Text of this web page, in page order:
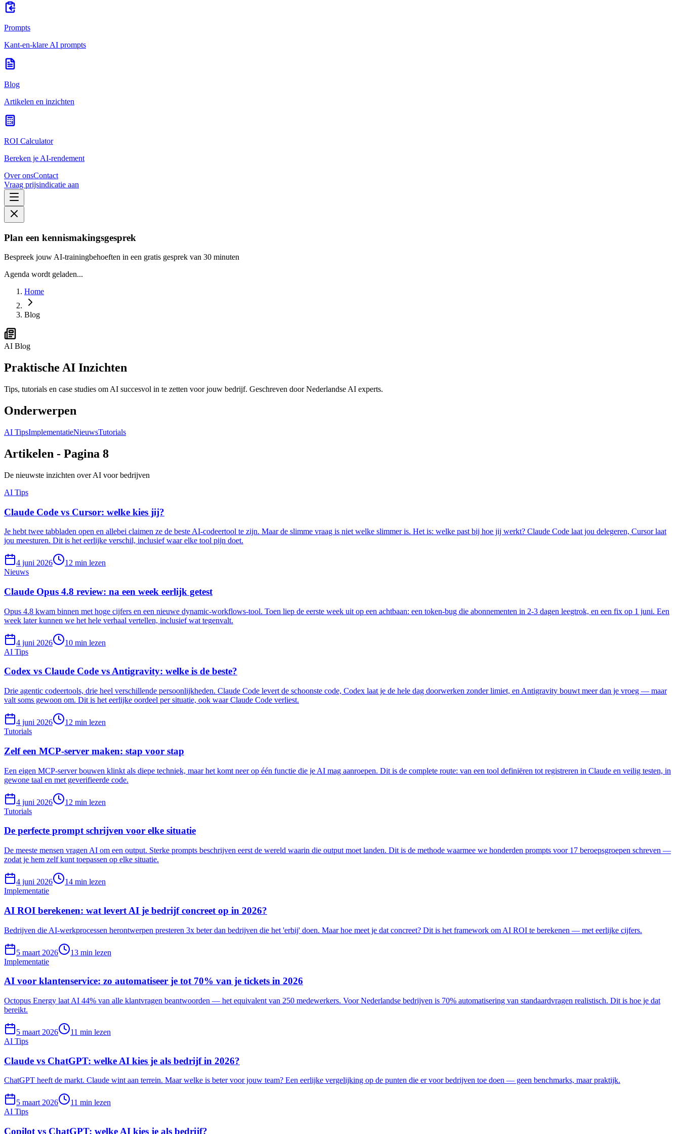
Prompts
Kant-en-klare AI prompts
Blog
Artikelen en inzichten
ROI Calculator
Bereken je AI-rendement
Over onsContact
Vraag prijsindicatie aan
Plan een kennismakingsgesprek
Bespreek jouw AI-trainingbehoeften in een gratis gesprek van 30 minuten
Agenda wordt geladen...
Home
Blog
AI Blog
Praktische AI Inzichten
Tips, tutorials en case studies om AI succesvol in te zetten voor jouw bedrijf. Geschreven door Nederlandse AI experts.
Onderwerpen
AI TipsImplementatieNieuwsTutorials
Artikelen - Pagina 8
De nieuwste inzichten over AI voor bedrijven
AI Tips
Claude Code vs Cursor: welke kies jij?
Je hebt twee tabbladen open en allebei claimen ze de beste AI-codeertool te zijn. Maar de slimme vraag is niet welke slimmer is. Het is: welke past bij hoe jij werkt? Claude Code laat jou delegeren, Cursor laat
jou meesturen. Dit is het eerlijke verschil, inclusief waar elke tool pijn doet.
4 juni 2026 12 min lezen
Nieuws
Claude Opus 4.8 review: na een week eerlijk getest
Opus 4.8 kwam binnen met hoge cijfers en een nieuwe dynamic-workflows-tool. Toen liep de eerste week uit op een achtbaan: een token-bug die abonnementen in 2-3 dagen leegtrok, en een fix op 1 juni. Een
week later kunnen we het hele verhaal vertellen, inclusief wat tegenvalt.
4 juni 2026 10 min lezen
AI Tips
Codex vs Claude Code vs Antigravity: welke is de beste?
Drie agentic codeertools, drie heel verschillende persoonlijkheden. Claude Code levert de schoonste code, Codex laat je de hele dag doorwerken zonder limiet, en Antigravity bouwt meer dan je vroeg — maar
valt soms gewoon om. Dit is het eerlijke oordeel per situatie, ook waar Claude Code verliest.
4 juni 2026 12 min lezen
Tutorials
Zelf een MCP-server maken: stap voor stap
Een eigen MCP-server bouwen klinkt als diepe techniek, maar het komt neer op één functie die je AI mag aanroepen. Dit is de complete route: van een tool definiëren tot registreren in Claude en veilig testen, in
gewone taal en met geverifieerde code.
4 juni 2026 12 min lezen
Tutorials
De perfecte prompt schrijven voor elke situatie
De meeste mensen vragen AI om een output. Sterke prompts beschrijven eerst de wereld waarin die output moet landen. Dit is de methode waarmee we honderden prompts voor 17 beroepsgroepen schreven —
zodat je hem zelf kunt toepassen op elke situatie.
4 juni 2026 14 min lezen
Implementatie
AI ROI berekenen: wat levert AI je bedrijf concreet op in 2026?
Bedrijven die AI-werkprocessen herontwerpen presteren 3x beter dan bedrijven die het 'erbij' doen. Maar hoe meet je dat concreet? Dit is het framework om AI ROI te berekenen — met eerlijke cijfers.
5 maart 2026 13 min lezen
Implementatie
AI voor klantenservice: zo automatiseer je tot 70% van je tickets in 2026
Octopus Energy laat AI 44% van alle klantvragen beantwoorden — het equivalent van 250 medewerkers. Voor Nederlandse bedrijven is 70% automatisering van standaardvragen realistisch. Dit is hoe je dat
bereikt.
5 maart 2026 11 min lezen
AI Tips
Claude vs ChatGPT: welke AI kies je als bedrijf in 2026?
ChatGPT heeft de markt. Claude wint aan terrein. Maar welke is beter voor jouw team? Een eerlijke vergelijking op de punten die er voor bedrijven toe doen — geen benchmarks, maar praktijk.
5 maart 2026 11 min lezen
AI Tips
Copilot vs ChatGPT: welke AI kies je als bedrijf?